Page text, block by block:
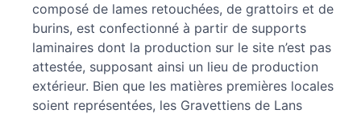
composé de lames retouchées, de grattoirs et de
burins, est confectionné à partir de supports
laminaires dont la production sur le site n’est pas
attestée, supposant ainsi un lieu de production
extérieur. Bien que les matières premières locales
soient représentées, les Gravettiens de Lans